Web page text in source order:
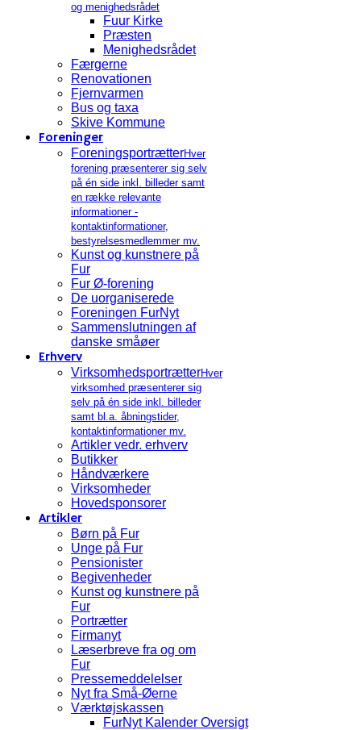
og menighedsrådet
Fuur Kirke
Præsten
Menighedsrådet
Færgerne
Renovationen
Fjernvarmen
Bus og taxa
Skive Kommune
Foreninger
ForeningsportrætterHver
forening præsenterer sig selv
på én side inkl. billeder samt
en række relevante
informationer -
kontaktinformationer,
bestyrelsesmedlemmer mv.
Kunst og kunstnere på
Fur
Fur Ø-forening
De uorganiserede
Foreningen FurNyt
Sammenslutningen af
danske småøer
Erhverv
VirksomhedsportrætterHver
virksomhed præsenterer sig
selv på én side inkl. billeder
samt bl.a. åbningstider,
kontaktinformationer mv.
Artikler vedr. erhverv
Butikker
Håndværkere
Virksomheder
Hovedsponsorer
Artikler
Børn på Fur
Unge på Fur
Pensionister
Begivenheder
Kunst og kunstnere på
Fur
Portrætter
Firmanyt
Læserbreve fra og om
Fur
Pressemeddelelser
Nyt fra Små-Øerne
Værktøjskassen
FurNyt Kalender Oversigt